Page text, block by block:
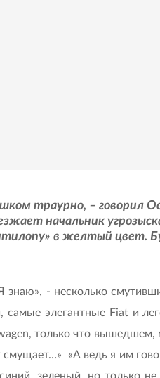
траурно, – говорил
начальник
в желтый цвет.
знаю», - несколько
самые элегантные Fiat и
только что вышедшем,
смущает…» «А ведь я им
зеленый, но только